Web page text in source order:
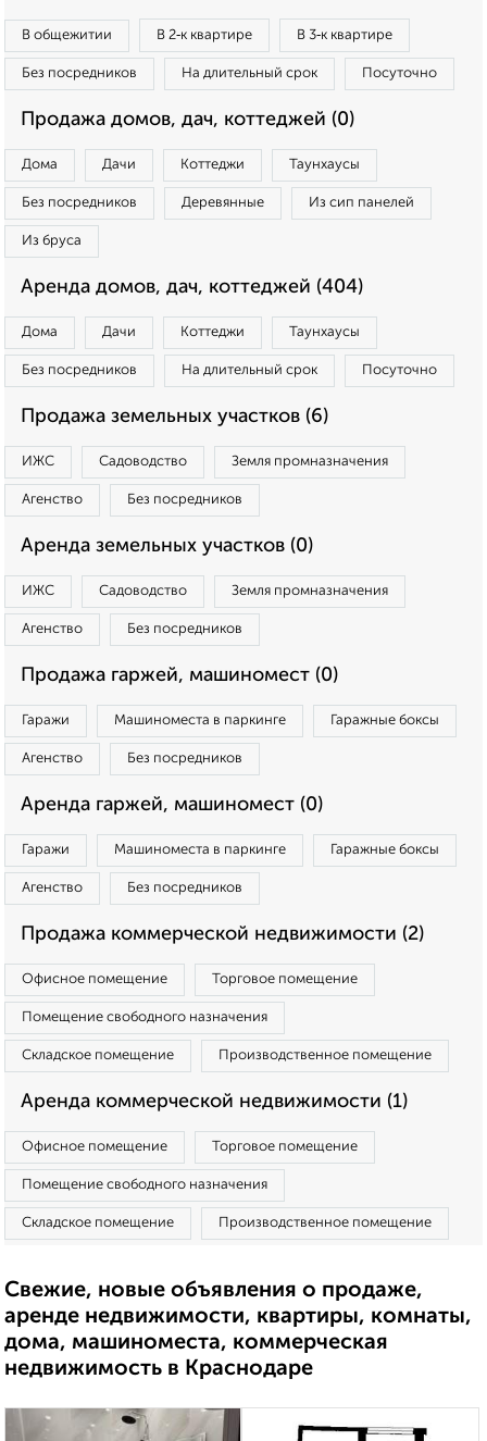
В общежитии В 2‑к квартире В 3‑к квартире
Без посредников На длительный срок Посуточно
Продажа домов, дач, коттеджей (0)
Дома Дачи Коттеджи Таунхаусы
Без посредников Деревянные Из сип панелей
Из бруса
Аренда домов, дач, коттеджей (404)
Дома Дачи Коттеджи Таунхаусы
Без посредников На длительный срок Посуточно
Продажа земельных участков (6)
ИЖС Садоводство Земля промназначения
Агенство Без посредников
Аренда земельных участков (0)
ИЖС Садоводство Земля промназначения
Агенство Без посредников
Продажа гаржей, машиномест (0)
Гаражи Машиноместа в паркинге Гаражные боксы
Агенство Без посредников
Аренда гаржей, машиномест (0)
Гаражи Машиноместа в паркинге Гаражные боксы
Агенство Без посредников
Продажа коммерческой недвижимости (2)
Офисное помещение Торговое помещение
Помещение свободного назначения
Складское помещение Производственное помещение
Аренда коммерческой недвижимости (1)
Офисное помещение Торговое помещение
Помещение свободного назначения
Складское помещение Производственное помещение
Свежие, новые объявления о продаже,
аренде недвижимости, квартиры, комнаты,
дома, машиноместа, коммерческая
недвижимость в Краснодаре